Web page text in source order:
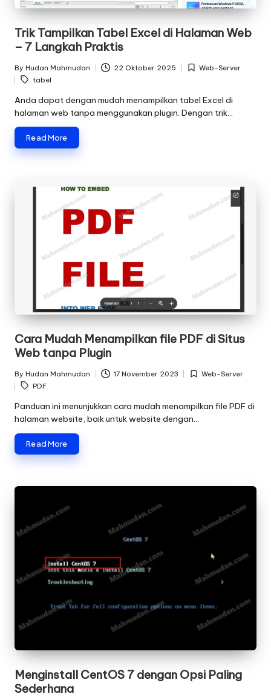
Trik Tampilkan Tabel Excel di Halaman Web
– 7 Langkah Praktis
Posted
by
By Hudan Mahmudan 22 Oktober 2025
Posted
Web-Server
Tags:
tabel
Anda dapat dengan mudah menampilkan tabel Excel di
halaman web tanpa menggunakan plugin. Dengan trik…
Read More
Cara Mudah Menampilkan file PDF di Situs
Web tanpa Plugin
Posted
by
By Hudan Mahmudan 17 November 2023
Posted
Web-Server
Tags:
PDF
Panduan ini menunjukkan cara mudah menampilkan file PDF di
halaman website, baik untuk website dengan…
Read More
Menginstall CentOS 7 dengan Opsi Paling
Sederhana